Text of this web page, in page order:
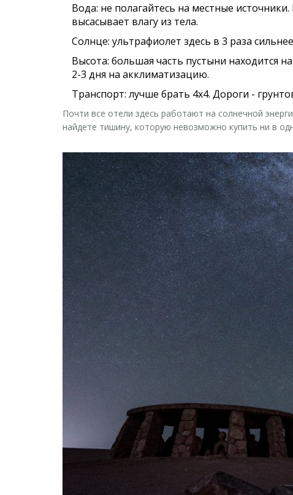
Вода: не полагайтесь на местные
высасывает влагу из тела.
Солнце: ультрафиолет здесь в 3 раза
Высота: большая часть пустыни находится
2-3 дня на акклиматизацию.
Транспорт: лучше брать 4x4. Дороги -
Почти все отели здесь работают на солнечной
найдете тишину, которую невозможно купить ни в